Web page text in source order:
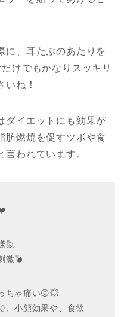
に、耳たぶのあたりを
けでもかなりスッキリ
いね！
ダイエットにも効果が
肪燃焼を促すツボや食
われています。
🙋
激💣️
ちゃ痛い😖💥
、小顔効果や、食欲